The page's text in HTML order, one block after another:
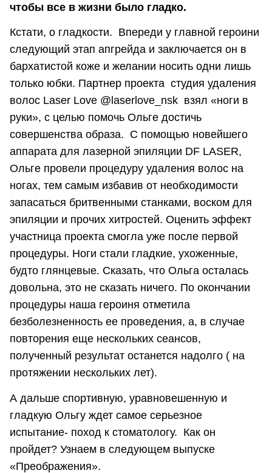
чтобы все в жизни было гладко.
Кстати, о гладкости. Впереди у главной героини
следующий этап апгрейда и заключается он в
бархатистой коже и желании носить одни лишь
только юбки. Партнер проекта студия удаления
волос Laser Love @laserlove_nsk взял «ноги в
руки», с целью помочь Ольге достичь
совершенства образа. С помощью новейшего
аппарата для лазерной эпиляции DF LASER,
Ольге провели процедуру удаления волос на
ногах, тем самым избавив от необходимости
запасаться бритвенными станками, воском для
эпиляции и прочих хитростей. Оценить эффект
участница проекта смогла уже после первой
процедуры. Ноги стали гладкие, ухоженные,
будто глянцевые. Сказать, что Ольга осталась
довольна, это не сказать ничего. По окончании
процедуры наша героиня отметила
безболезненность ее проведения, а, в случае
повторения еще нескольких сеансов,
полученный результат останется надолго ( на
протяжении нескольких лет).
А дальше спортивную, уравновешенную и
гладкую Ольгу ждет самое серьезное
испытание- поход к стоматологу. Как он
пройдет? Узнаем в следующем выпуске
«Преображения».